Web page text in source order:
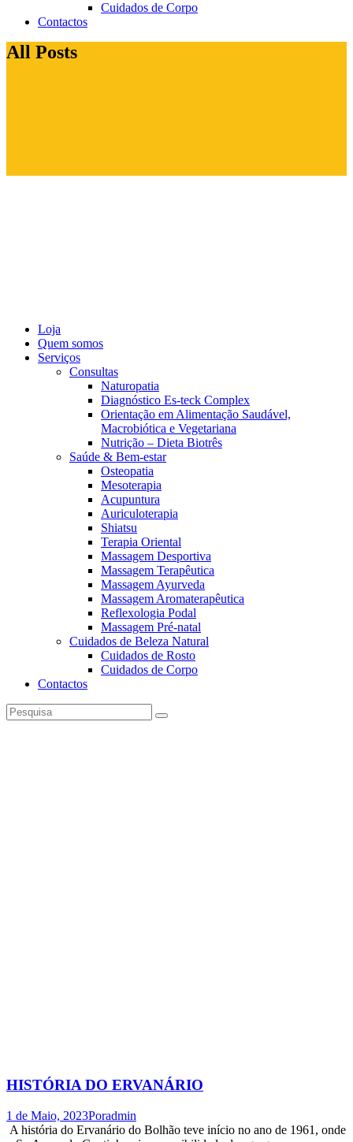
Cuidados de Corpo
Contactos
All Posts
Loja
Quem somos
Serviços
Consultas
Naturopatia
Diagnóstico Es-teck Complex
Orientação em Alimentação Saudável,
Macrobiótica e Vegetariana
Nutrição – Dieta Biotrês
Saúde & Bem-estar
Osteopatia
Mesoterapia
Acupuntura
Auriculoterapia
Shiatsu
Terapia Oriental
Massagem Desportiva
Massagem Terapêutica
Massagem Ayurveda
Massagem Aromaterapêutica
Reflexologia Podal
Massagem Pré-natal
Cuidados de Beleza Natural
Cuidados de Rosto
Cuidados de Corpo
Contactos
Pesquisa
HISTÓRIA DO ERVANÁRIO
1 de Maio, 2023Poradmin
A história do Ervanário do Bolhão teve início no ano de 1961, onde